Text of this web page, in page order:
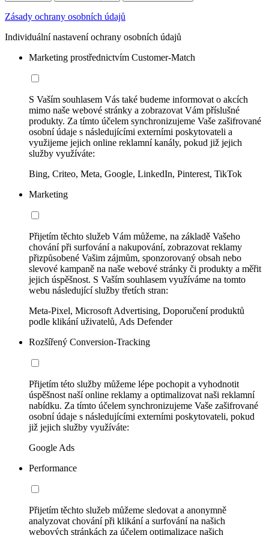
Zásady ochrany osobních údajů
Individuální nastavení ochrany osobních údajů
Marketing prostřednictvím Customer-Match
S Vaším souhlasem Vás také budeme informovat o akcích
mimo naše webové stránky a zobrazovat Vám příslušné
produkty. Za tímto účelem synchronizujeme Vaše zašifrované
osobní údaje s následujícími externími poskytovateli a
využijeme jejich online reklamní kanály, pokud již jejich
služby využíváte:
Bing, Criteo, Meta, Google, LinkedIn, Pinterest, TikTok
Marketing
Přijetím těchto služeb Vám můžeme, na základě Vašeho
chování při surfování a nakupování, zobrazovat reklamy
přizpůsobené Vašim zájmům, sponzorovaný obsah nebo
slevové kampaně na naše webové stránky či produkty a měřit
jejich úspěšnost. S Vaším souhlasem využíváme na tomto
webu následující služby třetích stran:
Meta-Pixel, Microsoft Advertising, Doporučení produktů
podle klikání uživatelů, Ads Defender
Rozšířený Conversion-Tracking
Přijetím této služby můžeme lépe pochopit a vyhodnotit
úspěšnost naší online reklamy a optimalizovat naši reklamní
nabídku. Za tímto účelem synchronizujeme Vaše zašifrované
osobní údaje s následujícími externími poskytovateli, pokud
již jejich služby využíváte:
Google Ads
Performance
Přijetím těchto služeb můžeme sledovat a anonymně
analyzovat chování při klikání a surfování na našich
webových stránkách za účelem optimalizace našich